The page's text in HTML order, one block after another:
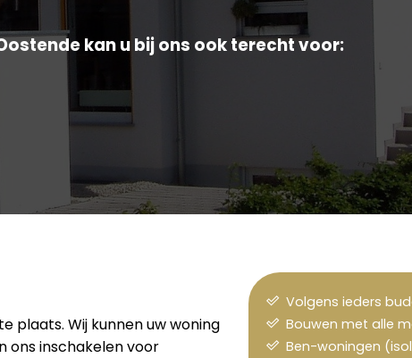
kan u bij ons ook terecht voor:
plaats. Wij kunnen uw woning
ons inschakelen voor
Volgens ieders
Bouwen met alle
Ben-woningen